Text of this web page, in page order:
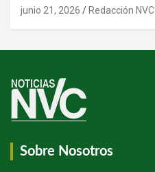
junio 21, 2026 Redacción NVC
Sobre Nosotros